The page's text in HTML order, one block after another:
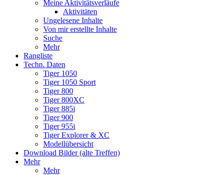
Meine Aktivitätsverläufe
Aktivitäten
Ungelesene Inhalte
Von mir erstellte Inhalte
Suche
Mehr
Rangliste
Techn. Daten
Tiger 1050
Tiger 1050 Sport
Tiger 800
Tiger 800XC
Tiger 885i
Tiger 900
Tiger 955i
Tiger Explorer & XC
Modellübersicht
Download Bilder (alte Treffen)
Mehr
Mehr